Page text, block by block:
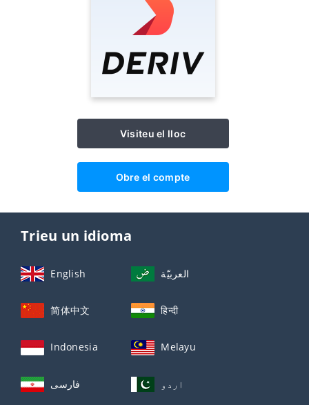
Visiteu el lloc
Obre el compte
Trieu un idioma
English العربيّة
简体中文 हिन्दी
Indonesia Melayu
فارسی اردو